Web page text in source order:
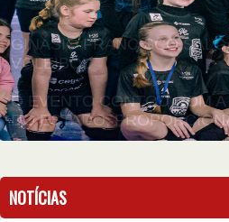
DE ANOS DEDICADOS AO
NOTÍCIAS